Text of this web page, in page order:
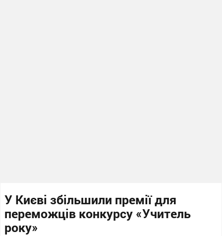
У Києві збільшили премії для
переможців конкурсу «Учитель
року»